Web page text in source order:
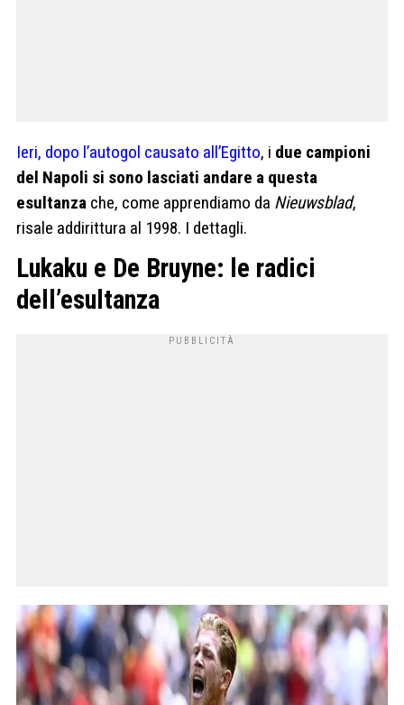
Ieri, dopo l’autogol causato all’Egitto, i due campioni
del Napoli si sono lasciati andare a questa
esultanza che, come apprendiamo da Nieuwsblad,
risale addirittura al 1998. I dettagli.
Lukaku e De Bruyne: le radici
dell’esultanza